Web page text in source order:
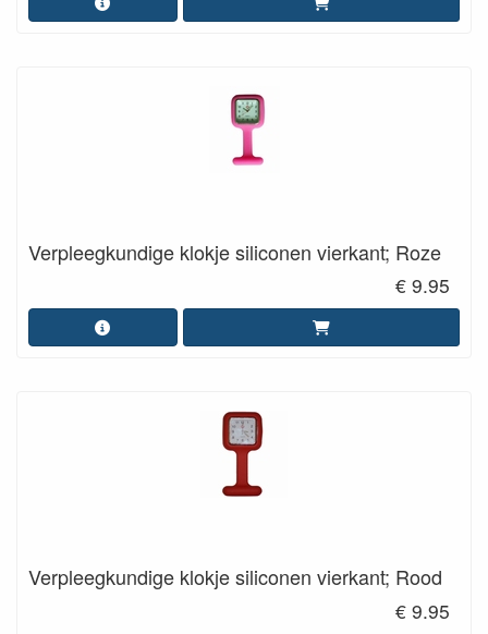
Verpleegkundige klokje siliconen vierkant; Roze
€ 9.95
Verpleegkundige klokje siliconen vierkant; Rood
€ 9.95